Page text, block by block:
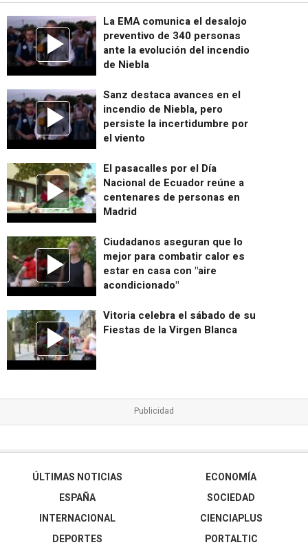
La EMA comunica el desalojo
preventivo de 340 personas
ante la evolución del incendio
de Niebla
Sanz destaca avances en el
incendio de Niebla, pero
persiste la incertidumbre por
el viento
El pasacalles por el Día
Nacional de Ecuador reúne a
centenares de personas en
Madrid
Ciudadanos aseguran que lo
mejor para combatir calor es
estar en casa con "aire
acondicionado"
Vitoria celebra el sábado de su
Fiestas de la Virgen Blanca
ÚLTIMAS NOTICIAS
ESPAÑA
INTERNACIONAL
DEPORTES
ECONOMÍA
SOCIEDAD
CIENCIAPLUS
PORTALTIC